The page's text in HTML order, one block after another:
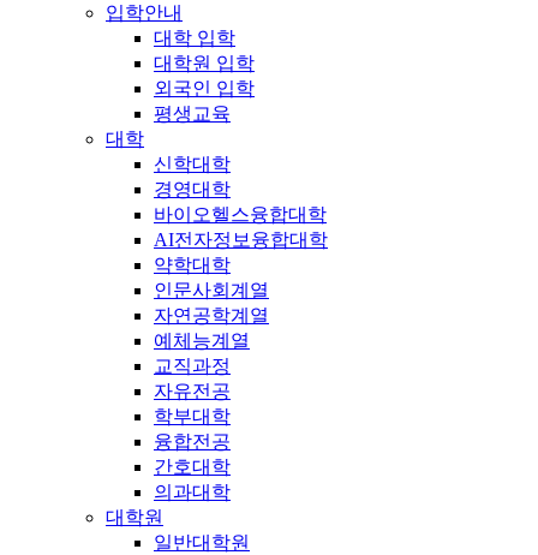
입학안내
대학 입학
대학원 입학
외국인 입학
평생교육
대학
신학대학
경영대학
바이오헬스융합대학
AI전자정보융합대학
약학대학
인문사회계열
자연공학계열
예체능계열
교직과정
자유전공
학부대학
융합전공
간호대학
의과대학
대학원
일반대학원